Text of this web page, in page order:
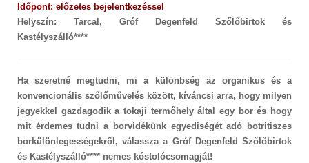
Időpont: előzetes bejelentkezéssel
Helyszín: Tarcal, Gróf Degenfeld Szőlőbirtok és
Kastélyszálló****
Ha szeretné megtudni, mi a különbség az organikus és a
konvencionális szőlőművelés között, kíváncsi arra, hogy milyen
jegyekkel gazdagodik a tokaji termőhely által egy bor és hogy
mit érdemes tudni a borvidékünk egyediségét adó botritiszes
borkülönlegességekről, válassza a Gróf Degenfeld Szőlőbirtok
és Kastélyszálló**** nemes kóstolócsomagját!